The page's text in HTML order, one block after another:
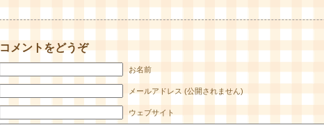
コメントをどうぞ
お名前
メールアドレス (公開されません)
ウェブサイト